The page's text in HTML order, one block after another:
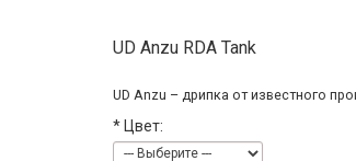
UD Anzu RDA Tank
UD Anzu – дрипка от известного
* Цвет: